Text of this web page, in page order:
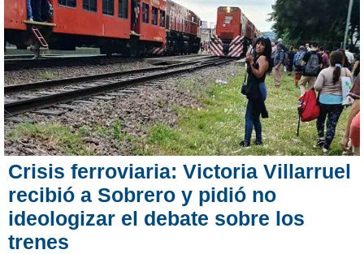
Crisis ferroviaria: Victoria Villarruel
recibió a Sobrero y pidió no
ideologizar el debate sobre los
trenes